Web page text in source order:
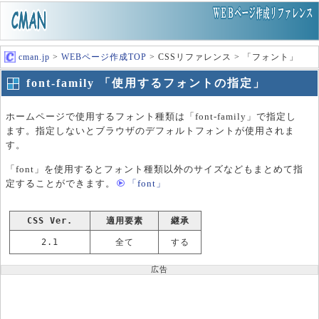
cman.jp > WEBページ作成TOP > CSSリファレンス > 「フォント」
font-family 「使用するフォントの指定」
ホームページで使用するフォント種類は「font-family」で指定し
ます。指定しないとブラウザのデフォルトフォントが使用されま
す。
「font」を使用するとフォント種類以外のサイズなどもまとめて指
定することができます。
「font」
CSS Ver. 適用要素 継承
2.1 全て する
広告